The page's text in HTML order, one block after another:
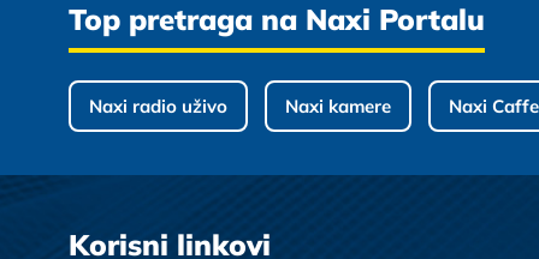
Top pretraga na Naxi Portalu
Naxi radio uživo Naxi kamere Naxi
Korisni linkovi